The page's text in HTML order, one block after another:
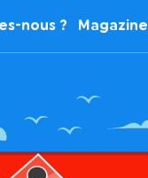
nous ? Magazine